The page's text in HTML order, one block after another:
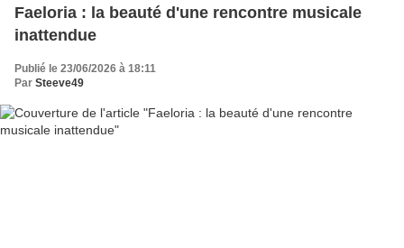
Faeloria : la beauté d'une rencontre musicale
inattendue
Publié le 23/06/2026 à 18:11
Par Steeve49